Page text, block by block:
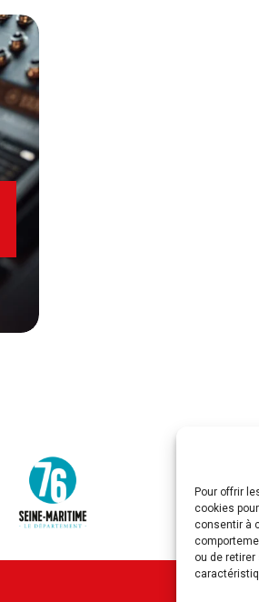
Pour offrir
cookies
consentir à
ou de